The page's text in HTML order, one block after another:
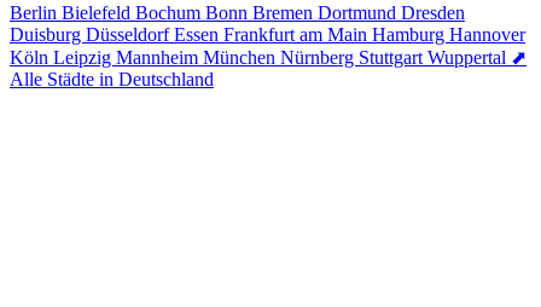
Berlin Bielefeld Bochum Bonn Bremen Dortmund Dresden
Duisburg DüsseldorfEssen Frankfurt am Main Hamburg Hannover
Köln Leipzig Mannheim München Nürnberg Stuttgart Wuppertal ⬈
Alle Städte in Deutschland